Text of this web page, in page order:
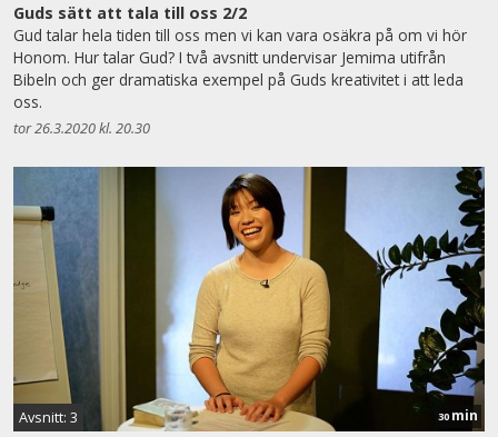
Guds sätt att tala till oss 2/2
Gud talar hela tiden till oss men vi kan vara osäkra på om vi hör
Honom. Hur talar Gud? I två avsnitt undervisar Jemima utifrån
Bibeln och ger dramatiska exempel på Guds kreativitet i att leda
oss.
tor 26.3.2020 kl. 20.30
Avsnitt: 3 30 min